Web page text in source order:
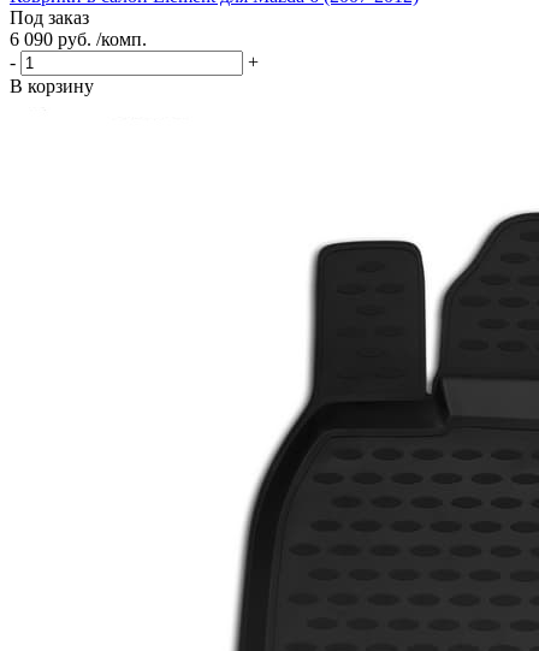
Под заказ
6 090 руб. /комп.
-
+
В корзину